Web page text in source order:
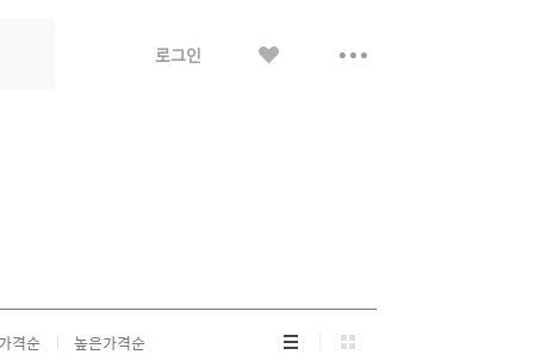
로그인 보
격순 높은가격순 리
스
그
리